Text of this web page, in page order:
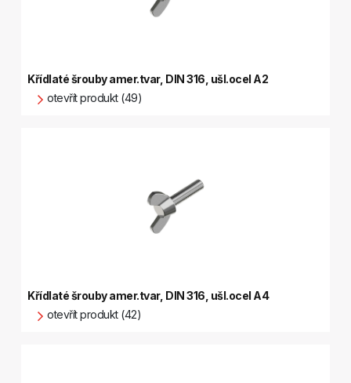
Křídlaté šrouby amer.tvar, DIN 316, ušl.ocel A2
otevřít produkt (49)
Křídlaté šrouby amer.tvar, DIN 316, ušl.ocel A4
otevřít produkt (42)